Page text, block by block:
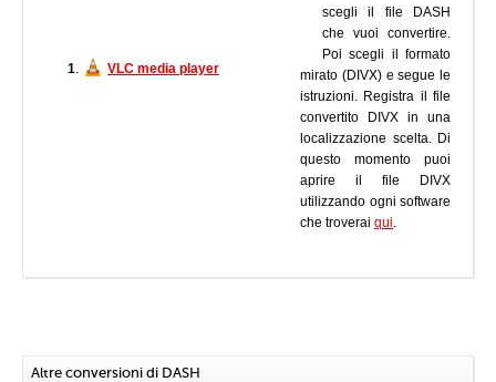
1 VLC media player
scegli il file DASH
che vuoi convertire.
Poi scegli il formato
mirato (DIVX) e segue le
istruzioni. Registra il file
convertito DIVX in una
localizzazione scelta. Di
questo momento puoi
aprire il file DIVX
utilizzando ogni software
che troverai qui.
Altre conversioni di DASH